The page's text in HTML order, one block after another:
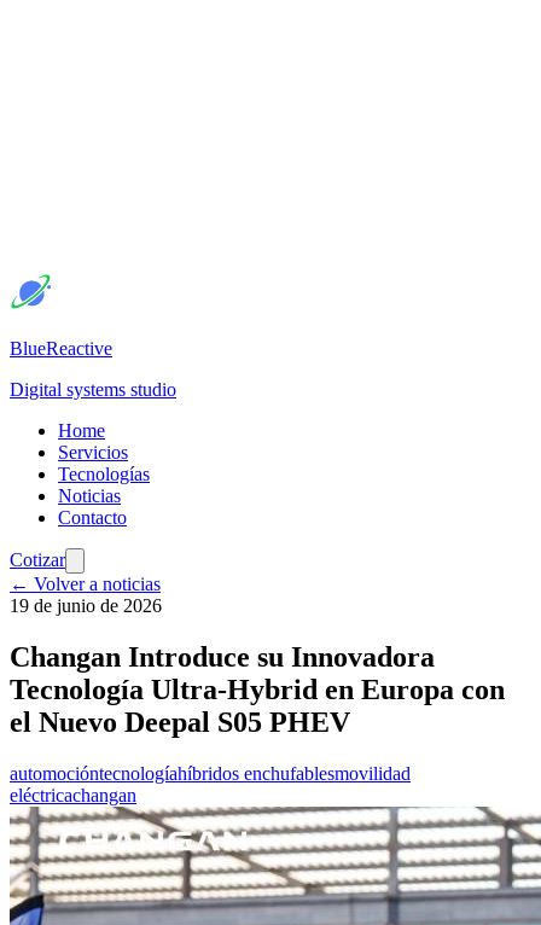
BlueReactive
Digital systems studio
Home
Servicios
Tecnologías
Noticias
Contacto
Cotizar
← Volver a noticias
19 de junio de 2026
Changan Introduce su Innovadora
Tecnología Ultra-Hybrid en Europa con
el Nuevo Deepal S05 PHEV
automocióntecnologíahíbridos enchufablesmovilidad
eléctricachangan